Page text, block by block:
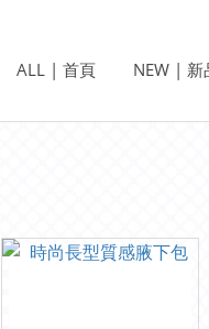
ALL | 首頁 NEW | 新